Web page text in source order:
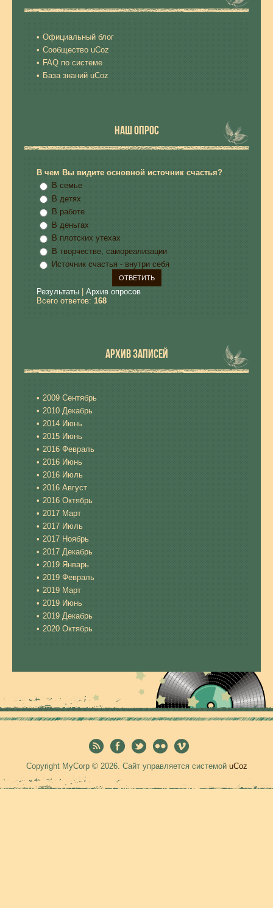
Официальный блог
Сообщество uCoz
FAQ по системе
База знаний uCoz
НАШ ОПРОС
В чем Вы видите основной источник счастья?
В семье
В детях
В работе
В деньгах
В плотских утехах
В творчестве, самореализации
Источник счастья - внутри себя
Результаты
Архив опросов
Всего ответов: 168
АРХИВ ЗАПИСЕЙ
2009 Сентябрь
2010 Декабрь
2014 Июнь
2015 Июнь
2016 Февраль
2016 Июнь
2016 Июль
2016 Август
2016 Октябрь
2017 Март
2017 Июль
2017 Ноябрь
2017 Декабрь
2019 Январь
2019 Февраль
2019 Март
2019 Июнь
2019 Декабрь
2020 Октябрь
Copyright MyCorp © 2026. Сайт управляется системой uCoz